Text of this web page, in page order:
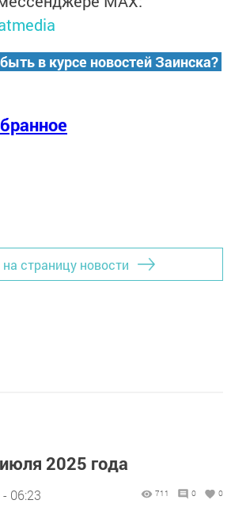
в курсе новостей Заинска?
страницу новости
2025 года
06:23 711 0 0